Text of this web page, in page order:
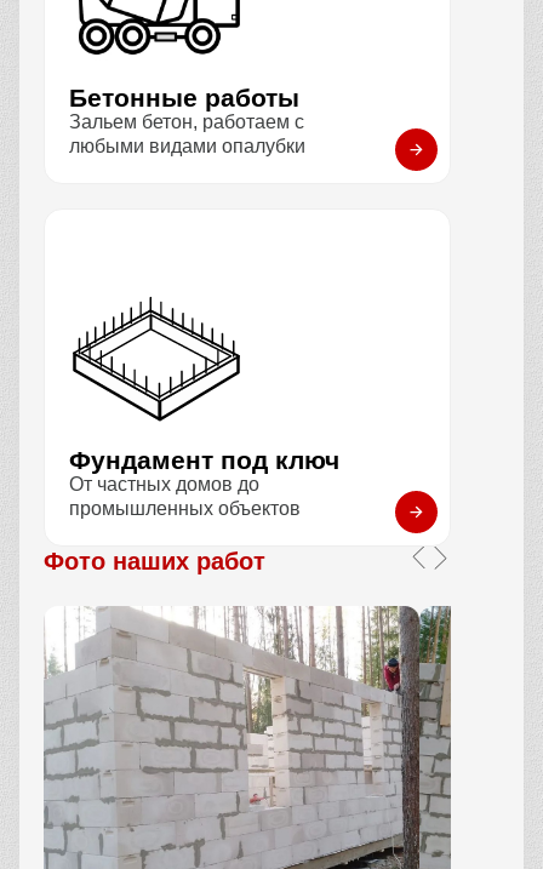
Бетонные работы
Зальем бетон, работаем с
любыми видами опалубки
Фундамент под ключ
От частных домов до
промышленных объектов
Фото наших работ